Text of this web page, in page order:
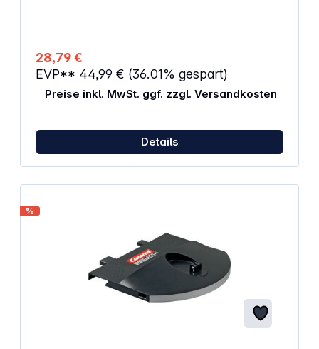
28,79 €
EVP** 44,99 € (36.01% gespart)
Preise inkl. MwSt. ggf. zzgl. Versandkosten
Details
%